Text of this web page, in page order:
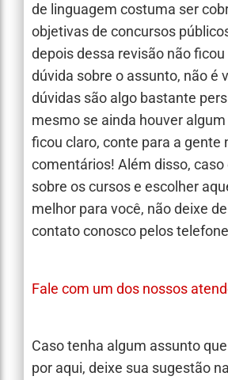
de linguagem costuma ser
objetivas de concursos
depois dessa revisão não
dúvida sobre o assunto, não é
dúvidas são algo bastante
mesmo se ainda houver
ficou claro, conte para a gente
comentários! Além disso, caso
sobre os cursos e escolher
melhor para você, não deixe
contato conosco pelos
Fale com um dos nossos
Caso tenha algum assunto
por aqui, deixe sua sugestão